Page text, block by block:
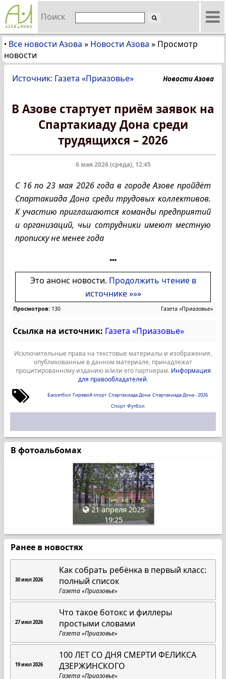
Поиск
• Все новости Азова » Новости Азова » Просмотр
новости
Источник: Газета «Приазовье» Новости Азова
В Азове стартует приём заявок на
Спартакиаду Дона среди
трудящихся – 2026
6 мая 2026 (среда), 12:45
С 16 по 23 мая 2026 года в городе Азове пройдёт
Спартакиада Дона среди трудовых коллективов.
К участию приглашаются команды предприятий
и организаций, чьи сотрудники имеют местную
прописку не менее года
Это анонс новости. Продолжить чтение в
источнике »»»
Просмотров: 130 Газета «Приазовье»
Ссылка на источник: Газета «Приазовье»
Исключительные права на текстовые материалы и изображения,
опубликованные в данном материале, принадлежат
процитированному изданию и/или его партнерам. Информация
для правообладателей.
Баскетбол Гиревой спорт Спартакиада Дона Спартакиада Дона - 2026
Спорт Футбол
В фотоальбомах
21 апреля 2025
19:25
Ранее в новостях
30 июл 2026
Как собрать ребёнка в первый класс:
полный список
Газета «Приазовье»
27 июл 2026
Что такое ботокс и филлеры
простыми словами
Газета «Приазовье»
19 июл 2026
100 ЛЕТ СО ДНЯ СМЕРТИ ФЕЛИКСА
ДЗЕРЖИНСКОГО
Газета «Приазовье»